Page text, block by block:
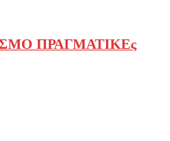
ΠΡΑΓΜΑΤΙΚΕς